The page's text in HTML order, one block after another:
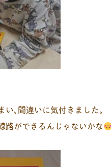
､間違いに気付きました。
路ができるんじゃないかな